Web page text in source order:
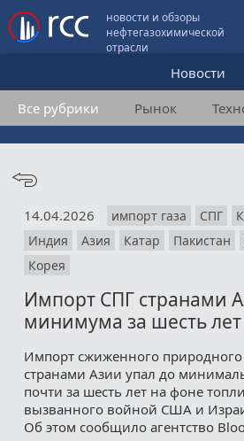
новости и обзоры
нефтегазохимической
отрасли
Новости
Аналитика и
Конференции
Подписка
Пользовательское
Медиакит
Контакты
Все рубрики Рынок
14.04.2026 импорт газа СПГ
Индия
Азия Катар Пакистан
Корея
Импорт СПГ странами
минимума за шесть лет
Импорт сжиженного природного
странами Азии упал до
почти за шесть лет на фоне
вызванного войной США и
Об этом сообщило агентство